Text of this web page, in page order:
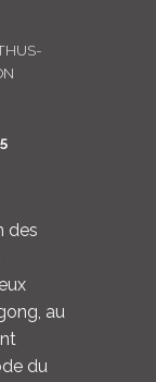
des
au
du